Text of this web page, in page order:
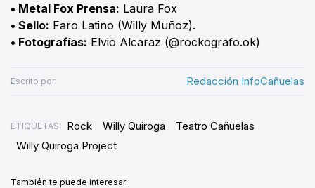
• Metal Fox Prensa: Laura Fox
• Sello: Faro Latino (Willy Muñoz).
• Fotografías: Elvio Alcaraz (@rockografo.ok)
Escrito por: Redacción InfoCañuelas
ETIQUETAS: Rock Willy Quiroga
Teatro Cañuelas
Willy Quiroga Project
También te puede interesar: